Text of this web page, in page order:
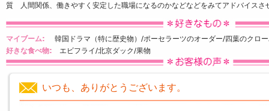
質 人間関係、働きやすく安定した職場になるのかなどなどをみてアドバイスさ
マイブーム:
韓国ドラマ（特に歴史物）/ポーセラーツのオーダー/四葉のクロ
好きな食べ物: エビフライ/北京ダック/果物
いつも、ありがとうございます。